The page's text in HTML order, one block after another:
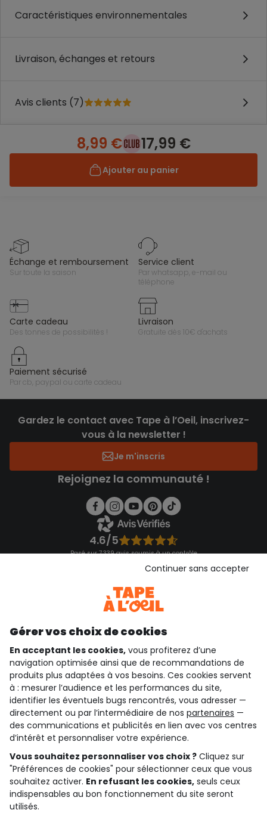
Caractéristiques environnementales
Livraison, échanges et retours
Avis clients (7)
8,99 € 17,99 €
Ajouter au panier
échange et remboursement
sur toute la saison
service client
par whatsapp, e-mail ou
téléphone
carte cadeau
des tonnes de possibilités !
livraison
gratuite dès 10€ d'achats
paiement sécurisé
par cb, paypal ou carte cadeau
Gardez le contact avec Tape à l’Oeil, inscrivez-
vous à la newsletter !
Je m'inscris
Rejoignez la communauté !
4.6/5
Basé sur 7 339 avis soumis à un contrôle
Consulter les CGU
qui sommes-nous ?
besoin d'aide ?
le club fidélité
notre catalogue
Conditions générales de ventes et d'utilisation
Conditions d’utilisation des réseaux sociaux
Politique de confidentialité
Gérer vos choix de cookies
En acceptant les cookies, vous profiterez d’une
navigation optimisée ainsi que de recommandations de
produits plus adaptées à vos besoins. Ces cookies servent
à : mesurer l’audience et les performances du site,
identifier les éventuels bugs rencontrés, vous adresser —
directement ou par l’intermédiaire de nos partenaires —
des communications et publicités en lien avec vos centres
d’intérêt et personnaliser votre expérience.
Vous souhaitez personnaliser vos choix ? Cliquez sur
"Préférences de cookies" pour sélectionner ceux que vous
souhaitez activer. En refusant les cookies, seuls ceux
indispensables au bon fonctionnement du site seront
utilisés.
Continuer sans accepter